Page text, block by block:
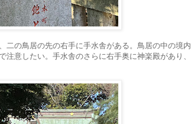
二の鳥居の先の右手に手水舎がある。鳥居の中の境内
注意したい。手水舎のさらに右手奥に神楽殿があり、